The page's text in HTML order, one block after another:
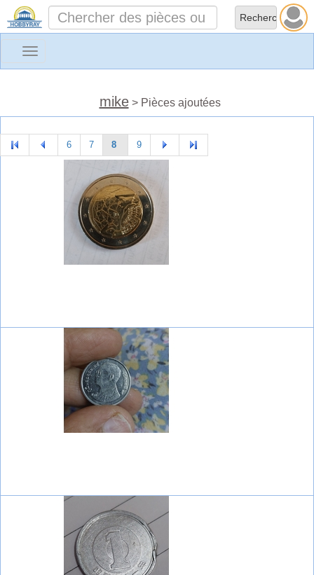
Toggle
mike> Pièces ajoutées
6 7 8 9